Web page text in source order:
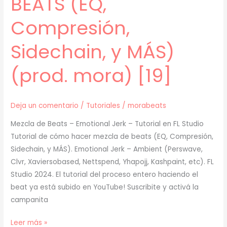
Compresión,
Sidechain, y MÁS)
(prod. mora) [19]
Deja un comentario / Tutoriales /morabeats
Mezcla de Beats – Emotional Jerk – Tutorial en FL Studio
Tutorial de cómo hacer mezcla de beats (EQ, Compresión,
Sidechain, y MÁS). Emotional Jerk – Ambient (Perswave,
Clvr, Xaviersobased, Nettspend, Yhapojj, Kashpaint, etc). FL
Studio 2024. El tutorial del proceso entero haciendo el
beat ya está subido en YouTube! Suscribite y activá la
campanita
[
Leer más »